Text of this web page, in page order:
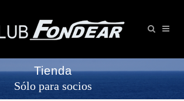
Tienda
Sólo para socios